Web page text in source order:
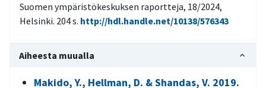
Suomen ympäristökeskuksen raportteja, 18/2024,
Helsinki. 204 s. http://hdl.handle.net/10138/576343
Aiheesta muualla
Makido, Y., Hellman, D. & Shandas, V. 2019.